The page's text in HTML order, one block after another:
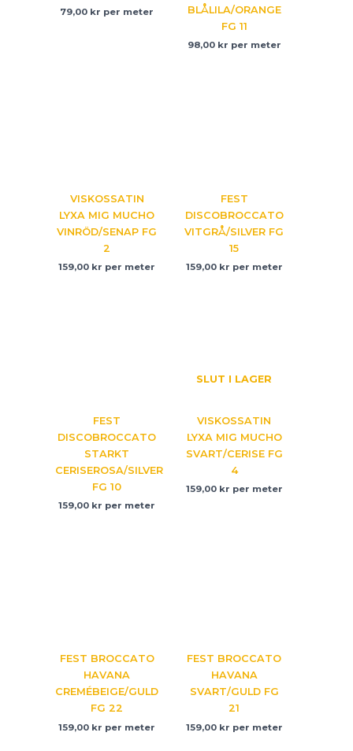
79,00 kr per meter
BLÅLILA/ORANGE
FG 11
98,00 kr per meter
VISKOSSATIN
LYXA MIG MUCHO
VINRÖD/SENAP FG
2
159,00 kr per meter
FEST
DISCOBROCCATO
VITGRÅ/SILVER FG
15
159,00 kr per meter
FEST
DISCOBROCCATO
STARKT
CERISEROSA/SILVER
FG 10
159,00 kr per meter
SLUT I LAGER
VISKOSSATIN
LYXA MIG MUCHO
SVART/CERISE FG
4
159,00 kr per meter
FEST BROCCATO
HAVANA
CREMÉBEIGE/GULD
FG 22
159,00 kr per meter
FEST BROCCATO
HAVANA
SVART/GULD FG
21
159,00 kr per meter